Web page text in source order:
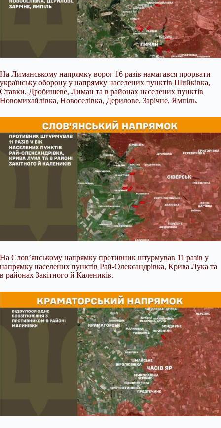
На Лиманському напрямку ворог 16 разів намагався прорвати
українську оборону у напрямку населених пунктів Шийківка,
Ставки, Дробишеве, Лиман та в районах населених пунктів
Новомихайлівка, Новоселівка, Дерилове, Зарічне, Ямпіль.
На Слов’янському напрямку противник штурмував 11 разів у
напрямку населених пунктів Рай-Олександрівка, Крива Лука та
в районах Закітного й Калеників.